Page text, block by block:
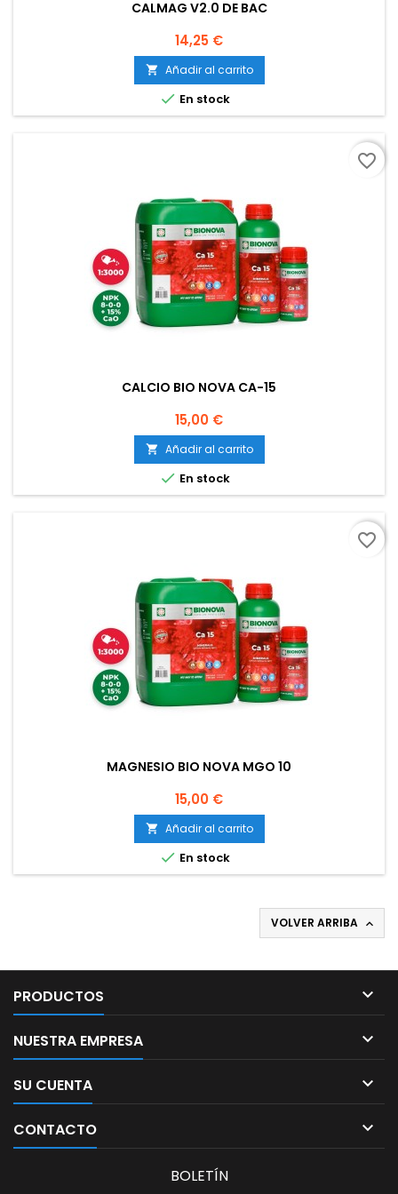
CALMAG V2.0 DE BAC
Precio
14,25 €
 Añadir al carrito
 En stock
CALCIO BIO NOVA CA-15
Precio
15,00 €
 Añadir al carrito
 En stock
favorite_border
MAGNESIO BIO NOVA MGO 10
Precio
15,00 €
 Añadir al carrito
 En stock
favorite_border
VOLVER ARRIBA 
PRODUCTOS 
NUESTRA EMPRESA 
SU CUENTA 
CONTACTO 
BOLETÍN